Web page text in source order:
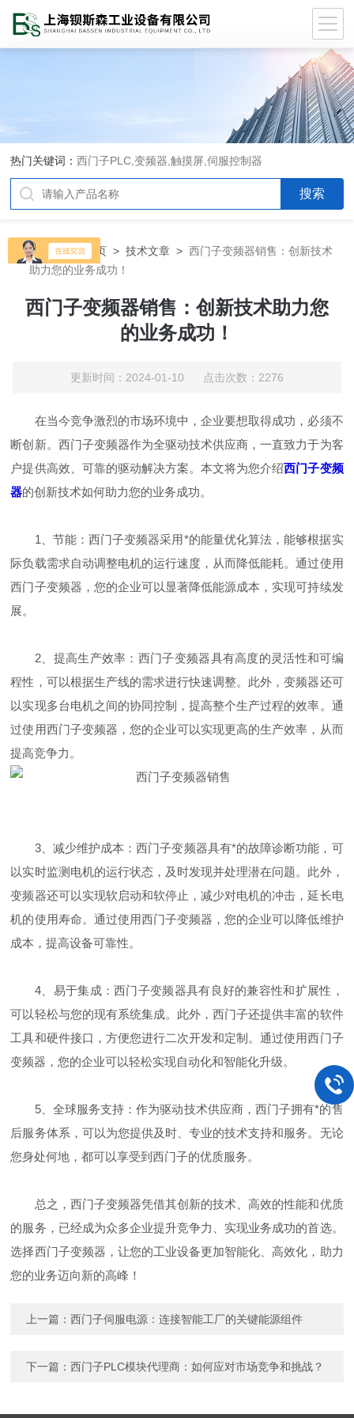
热门关键词：西门子PLC,变频器,触摸屏,伺服控制器
当前位置：首页 >技术文章 >西门子变频器销售：创新技术
助力您的业务成功！
西门子变频器销售：创新技术助力您
的业务成功！
更新时间：2024-01-10 点击次数：2276
在当今竞争激烈的市场环境中，企业要想取得成功，必须不
断创新。西门子变频器作为全驱动技术供应商，一直致力于为客
户提供高效、可靠的驱动解决方案。本文将为您介绍西门子变频
器的创新技术如何助力您的业务成功。
1、节能：西门子变频器采用*的能量优化算法，能够根据实
际负载需求自动调整电机的运行速度，从而降低能耗。通过使用
西门子变频器，您的企业可以显著降低能源成本，实现可持续发
展。
2、提高生产效率：西门子变频器具有高度的灵活性和可编
程性，可以根据生产线的需求进行快速调整。此外，变频器还可
以实现多台电机之间的协同控制，提高整个生产过程的效率。通
过使用西门子变频器，您的企业可以实现更高的生产效率，从而
提高竞争力。
3、减少维护成本：西门子变频器具有*的故障诊断功能，可
以实时监测电机的运行状态，及时发现并处理潜在问题。此外，
变频器还可以实现软启动和软停止，减少对电机的冲击，延长电
机的使用寿命。通过使用西门子变频器，您的企业可以降低维护
成本，提高设备可靠性。
4、易于集成：西门子变频器具有良好的兼容性和扩展性，
可以轻松与您的现有系统集成。此外，西门子还提供丰富的软件
工具和硬件接口，方便您进行二次开发和定制。通过使用西门子
变频器，您的企业可以轻松实现自动化和智能化升级。
5、全球服务支持：作为驱动技术供应商，西门子拥有*的售
后服务体系，可以为您提供及时、专业的技术支持和服务。无论
您身处何地，都可以享受到西门子的优质服务。
总之，西门子变频器凭借其创新的技术、高效的性能和优质
的服务，已经成为众多企业提升竞争力、实现业务成功的首选。
选择西门子变频器，让您的工业设备更加智能化、高效化，助力
您的业务迈向新的高峰！
上一篇：西门子伺服电源：连接智能工厂的关键能源组件
下一篇：西门子PLC模块代理商：如何应对市场竞争和挑战？